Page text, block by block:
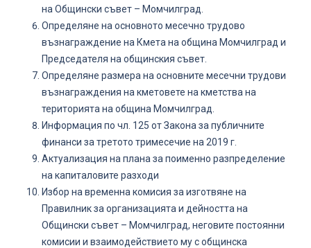
на Общински съвет – Момчилград.
Определяне на основното месечно трудово
възнаграждение на Кмета на община Момчилград и
Председателя на общинския съвет.
Определяне размера на основните месечни трудови
възнаграждения на кметовете на кметства на
територията на община Момчилград.
Информация по чл. 125 от Закона за публичните
финанси за третото тримесечие на 2019 г.
Актуализация на плана за поименно разпределение
на капиталовите разходи
Избор на временна комисия за изготвяне на
Правилник за организацията и дейността на
Общински съвет – Момчилград, неговите постоянни
комисии и взаимодействието му с общинска